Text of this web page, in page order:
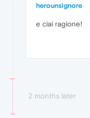
herounsignore
e ciai ragione!
2 months later